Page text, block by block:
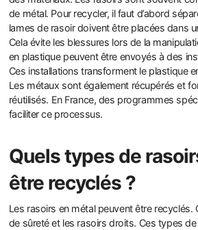
de métal. Pour recycler, il faut d’abord
lames de rasoir doivent être placées dans
Cela évite les blessures lors de la
en plastique peuvent être envoyés à des
Ces installations transforment le plastique
Les métaux sont également récupérés et
réutilisés. En France, des programmes
faciliter ce processus.
Quels types de
être recyclés ?
Les rasoirs en métal peuvent être recyclés.
de sûreté et les rasoirs droits. Ces types